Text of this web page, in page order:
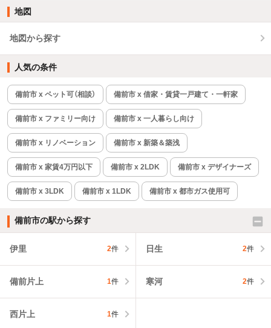
地図
地図から探す
人気の条件
備前市 x ペット可（相談） 備前市 x 借家・賃貸一戸建て・一軒家
備前市 x ファミリー向け 備前市 x 一人暮らし向け
備前市 x リノベーション 備前市 x 新築＆築浅
備前市 x 家賃4万円以下 備前市 x 2LDK 備前市 x デザイナーズ
備前市 x 3LDK 備前市 x 1LDK 備前市 x 都市ガス使用可
備前市の駅から探す
伊里 2件 日生 2件
備前片上 1件 寒河 2件
西片上 1件